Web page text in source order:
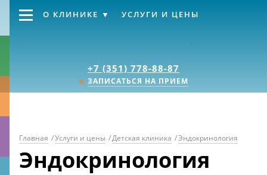
+7 (351) 778-88-87
ЗАПИСАТЬСЯ НА ПРИЕМ
О КЛИНИКЕ УСЛУГИ И ЦЕНЫ
Главная /Услуги и цены /Детская клиника /Эндокринология
Эндокринология